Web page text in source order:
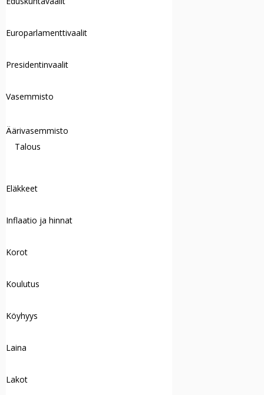
Europarlamenttivaalit
Presidentinvaalit
Vasemmisto
Äärivasemmisto
Talous
Eläkkeet
Inflaatio ja hinnat
Korot
Koulutus
Köyhyys
Laina
Lakot